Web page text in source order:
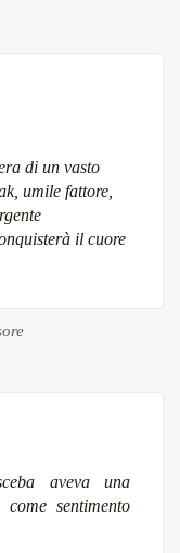
di un vasto
umile fattore,
il cuore
aveva una
sentimento